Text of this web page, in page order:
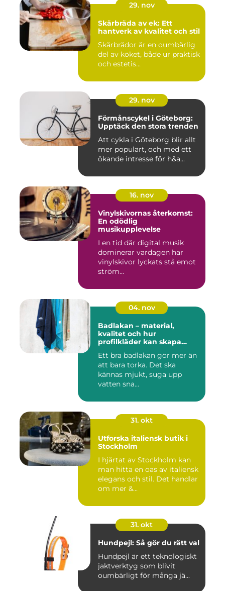
29. nov
Skärbräda av ek: Ett
hantverk av kvalitet och stil
Skärbrädor är en oumbärlig
del av köket, både ur praktisk
och estetis...
29. nov
Förmånscykel i Göteborg:
Upptäck den stora trenden
Att cykla i Göteborg blir allt
mer populärt, och med ett
ökande intresse för h&a...
16. nov
Vinylskivornas återkomst:
En odödlig
musikupplevelse
I en tid där digital musik
dominerar vardagen har
vinylskivor lyckats stå emot
ström...
04. nov
Badlakan – material,
kvalitet och hur
profilkläder kan skapa
Ett bra badlakan gör mer än
att bara torka. Det ska
kännas mjukt, suga upp
vatten sna...
31. okt
Utforska italiensk butik i
Stockholm
I hjärtat av Stockholm kan
man hitta en oas av italiensk
elegans och stil. Det handlar
om mer &...
31. okt
Hundpejl: Så gör du rätt val
Hundpejl är ett teknologiskt
jaktverktyg som blivit
oumbärligt för många jä...